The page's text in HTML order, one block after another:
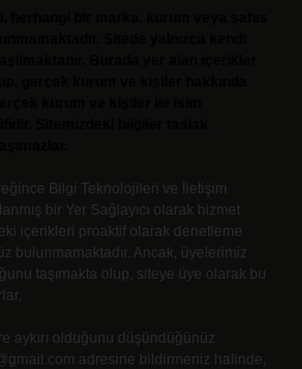
Bilgi Teknolojileri ve İletişim
bir Yer Sağlayıcı olarak hizmet
içerikleri proaktif olarak denetleme
bulunmamaktadır. Ancak, üyelerimiz
taşımakta olup, siteye üye olarak bu
aykırı olduğunu düşündüğünüz
adresine bildirmeniz halinde,